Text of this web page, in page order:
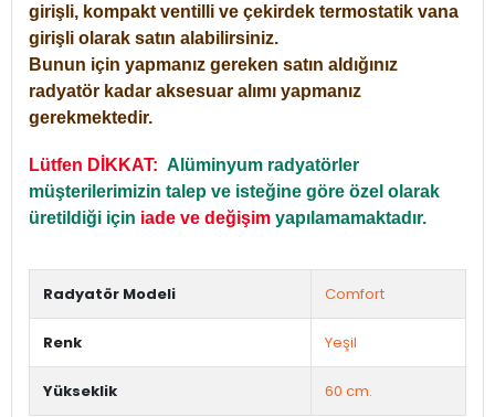
girişli, kompakt ventilli ve çekirdek termostatik vana
girişli olarak satın alabilirsiniz.
Bunun için yapmanız gereken satın aldığınız
radyatör kadar aksesuar alımı yapmanız
gerekmektedir.
Lütfen DİKKAT: Alüminyum radyatörler
müşterilerimizin talep ve isteğine göre özel olarak
üretildiği için iade ve değişim yapılamamaktadır.
Radyatör Modeli Comfort
Renk Yeşil
Yükseklik 60 cm.